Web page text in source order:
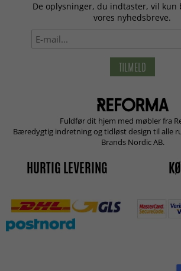
De oplysninger, du indtaster, vil kun
vores nyhedsbreve.
TILMELD
Fuldfør dit hjem med møbler fra
Bæredygtig indretning og tidløst design til alle
Brands Nordic AB.
HURTIG LEVERING